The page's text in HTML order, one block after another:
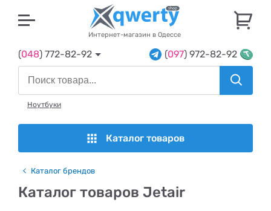
Интернет-магазин в Одессе
(048) 772-82-92 (097) 972-82-92
Ноутбуки
Каталог товаров
Каталог брендов
Каталог товаров Jetair